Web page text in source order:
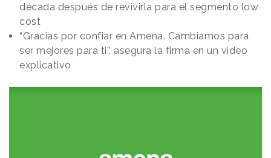
década después de revivirla para el segmento low
cost
“Gracias por confiar en Amena. Cambiamos para
ser mejores para ti”, asegura la firma en un video
explicativo